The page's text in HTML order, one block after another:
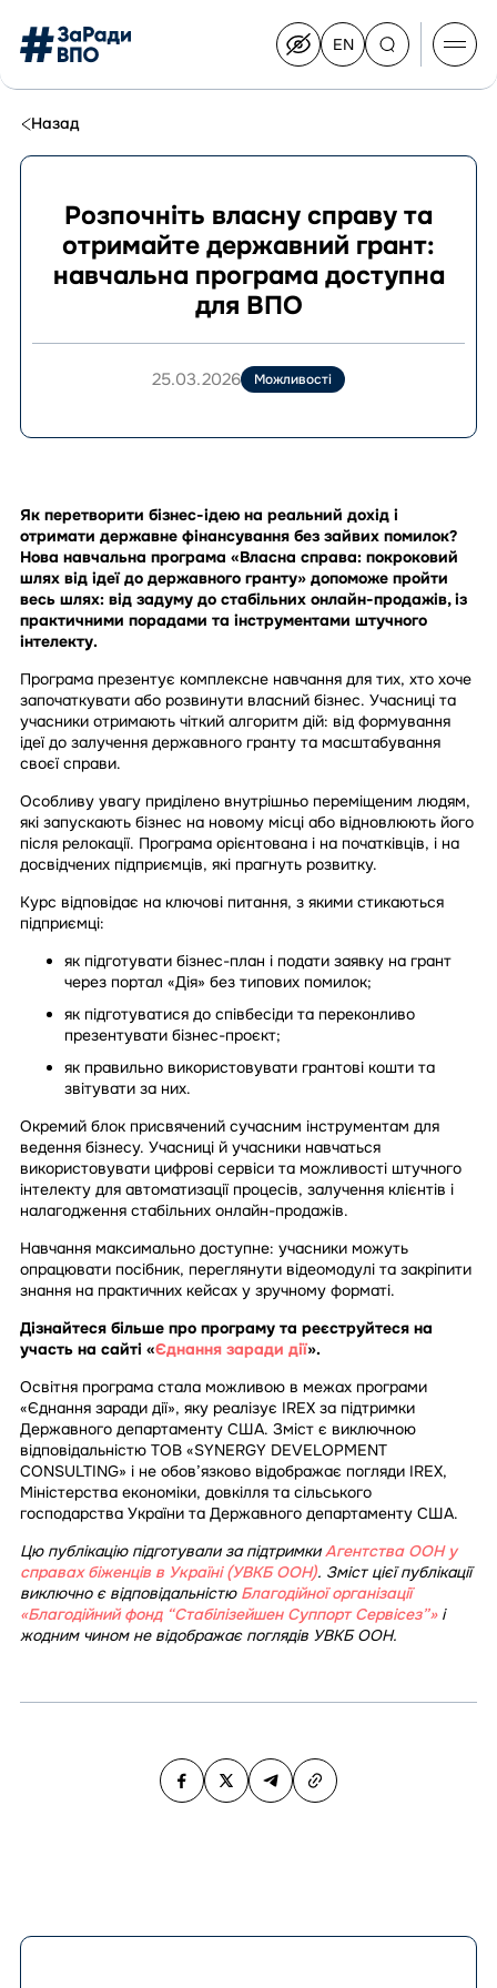
Switch
English
EN
Про Конгрес
Склад Конгресу
Приєднатися до Конгресу
Новини
Назад
Розпочніть власну справу та
отримайте державний грант:
навчальна програма доступна
для ВПО
25.03.2026 Можливості
Як перетворити бізнес-ідею на реальний дохід і
отримати державне фінансування без зайвих помилок?
Нова навчальна програма «Власна справа: покроковий
шлях від ідеї до державного гранту» допоможе пройти
весь шлях: від задуму до стабільних онлайн-продажів, із
практичними порадами та інструментами штучного
інтелекту.
Програма презентує комплексне навчання для тих, хто хоче
започаткувати або розвинути власний бізнес. Учасниці та
учасники отримають чіткий алгоритм дій: від формування
ідеї до залучення державного гранту та масштабування
своєї справи.
Особливу увагу приділено внутрішньо переміщеним людям,
які запускають бізнес на новому місці або відновлюють його
після релокації. Програма орієнтована і на початківців, і на
досвідчених підприємців, які прагнуть розвитку.
Курс відповідає на ключові питання, з якими стикаються
підприємці:
як підготувати бізнес-план і подати заявку на грант
через портал «Дія» без типових помилок;
як підготуватися до співбесіди та переконливо
презентувати бізнес-проєкт;
як правильно використовувати грантові кошти та
звітувати за них.
Окремий блок присвячений сучасним інструментам для
ведення бізнесу. Учасниці й учасники навчаться
використовувати цифрові сервіси та можливості штучного
інтелекту для автоматизації процесів, залучення клієнтів і
налагодження стабільних онлайн-продажів.
Навчання максимально доступне: учасники можуть
опрацювати посібник, переглянути відеомодулі та закріпити
знання на практичних кейсах у зручному форматі.
Дізнайтеся більше про програму та реєструйтеся на
участь на сайті «Єднання заради дії».
Освітня програма стала можливою в межах програми
«Єднання заради дії», яку реалізує IREX за підтримки
Державного департаменту США. Зміст є виключною
відповідальністю ТОВ «SYNERGY DEVELOPMENT
CONSULTING» і не обов’язково відображає погляди IREX,
Міністерства економіки, довкілля та сільського
господарства України та Державного департаменту США.
Цю публікацію підготували за підтримкиАгентства ООН у
справах біженців в Україні (УВКБ ООН). Зміст цієї публікації
виключно є відповідальністю Благодійної організації
«Благодійний фонд “Стабілізейшен Суппорт Сервісез”»і
жодним чином не відображає поглядів УВКБ ООН.